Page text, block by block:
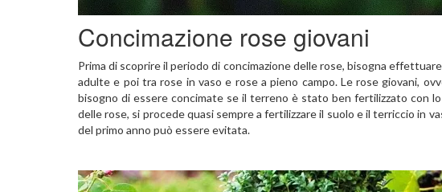
Concimazione rose giovani
Prima di scoprire il periodo di concimazione delle rose, bisogna
adulte e poi tra rose in vaso e rose a pieno campo. Le rose giovani,
bisogno di essere concimate se il terreno è stato ben fertilizzato con
delle rose, si procede quasi sempre a fertilizzare il suolo e il terriccio in
del primo anno può essere evitata.